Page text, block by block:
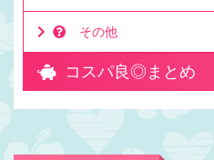
その他
コスパ良◎まとめ